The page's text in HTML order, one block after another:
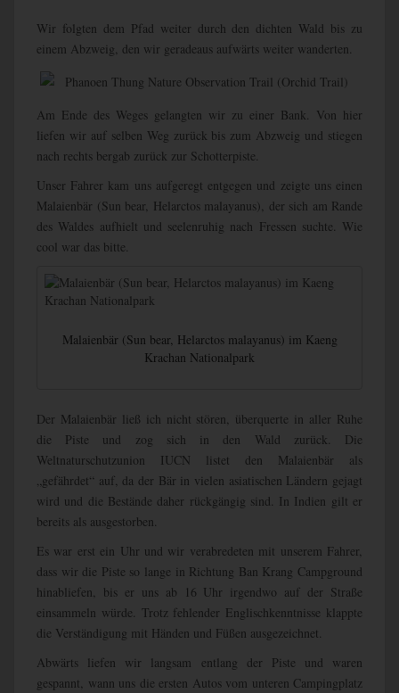
Wir folgten dem Pfad weiter durch den dichten Wald bis zu
einem Abzweig, den wir geradeaus aufwärts weiter wanderten.
Am Ende des Weges gelangten wir zu einer Bank. Von hier
liefen wir auf selben Weg zurück bis zum Abzweig und stiegen
nach rechts bergab zurück zur Schotterpiste.
Unser Fahrer kam uns aufgeregt entgegen und zeigte uns einen
Malaienbär (Sun bear, Helarctos malayanus), der sich am Rande
des Waldes aufhielt und seelenruhig nach Fressen suchte. Wie
cool war das bitte.
Malaienbär (Sun bear, Helarctos malayanus) im Kaeng
Krachan Nationalpark
Der Malaienbär ließ ich nicht stören, überquerte in aller Ruhe
die Piste und zog sich in den Wald zurück. Die
Weltnaturschutzunion IUCN listet den Malaienbär als
„gefährdet“ auf, da der Bär in vielen asiatischen Ländern gejagt
wird und die Bestände daher rückgängig sind. In Indien gilt er
bereits als ausgestorben.
Es war erst ein Uhr und wir verabredeten mit unserem Fahrer,
dass wir die Piste so lange in Richtung Ban Krang Campground
hinabliefen, bis er uns ab 16 Uhr irgendwo auf der Straße
einsammeln würde. Trotz fehlender Englischkenntnisse klappte
die Verständigung mit Händen und Füßen ausgezeichnet.
Abwärts liefen wir langsam entlang der Piste und waren
gespannt, wann uns die ersten Autos vom unteren Campingplatz